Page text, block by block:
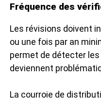
Fréquence des
Les révisions doivent
ou une fois par an
permet de détecter les
deviennent
La courroie de